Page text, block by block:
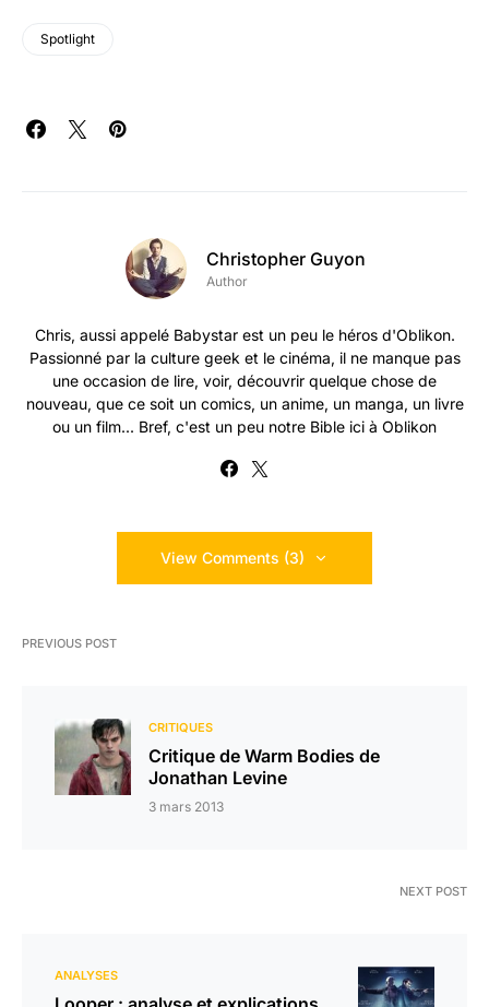
Spotlight
Christopher Guyon
Author
Chris, aussi appelé Babystar est un peu le héros d'Oblikon.
Passionné par la culture geek et le cinéma, il ne manque pas
une occasion de lire, voir, découvrir quelque chose de
nouveau, que ce soit un comics, un anime, un manga, un livre
ou un film... Bref, c'est un peu notre Bible ici à Oblikon
View Comments (3)
PREVIOUS POST
CRITIQUES
Critique de Warm Bodies de
Jonathan Levine
3 mars 2013
NEXT POST
ANALYSES